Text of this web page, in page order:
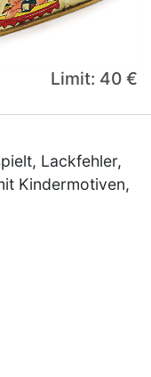
Limit: 40 €
Lackfehler,
Kindermotiven,